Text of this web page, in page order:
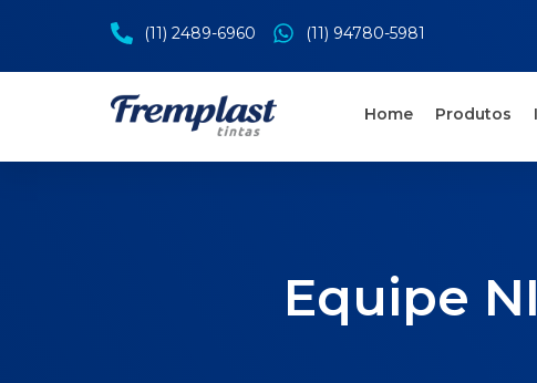
(11) 2489-6960 (11) 94780-5981
Home Produtos
Equipe